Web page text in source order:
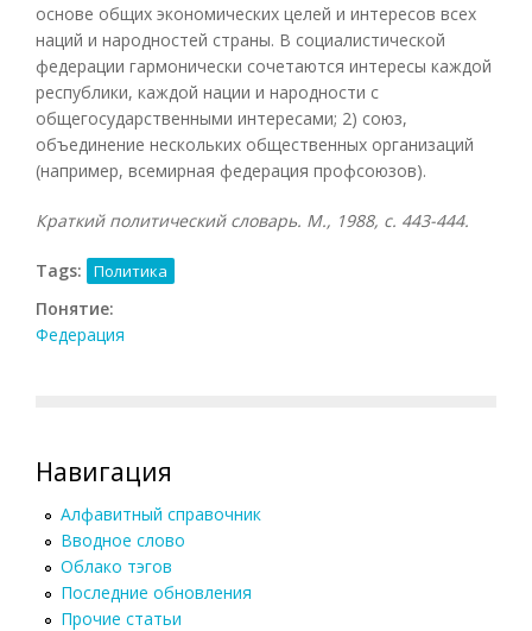
основе общих экономических целей и интересов всех
наций и народностей страны. В социалистической
федерации гармонически сочетаются интересы каждой
республики, каждой нации и народности с
общегосударственными интересами; 2) союз,
объединение нескольких общественных организаций
(например, всемирная федерация профсоюзов).
Краткий политический словарь. М., 1988, с. 443-444.
Tags: Политика
Понятие:
Федерация
Навигация
Алфавитный справочник
Вводное слово
Облако тэгов
Последние обновления
Прочие статьи